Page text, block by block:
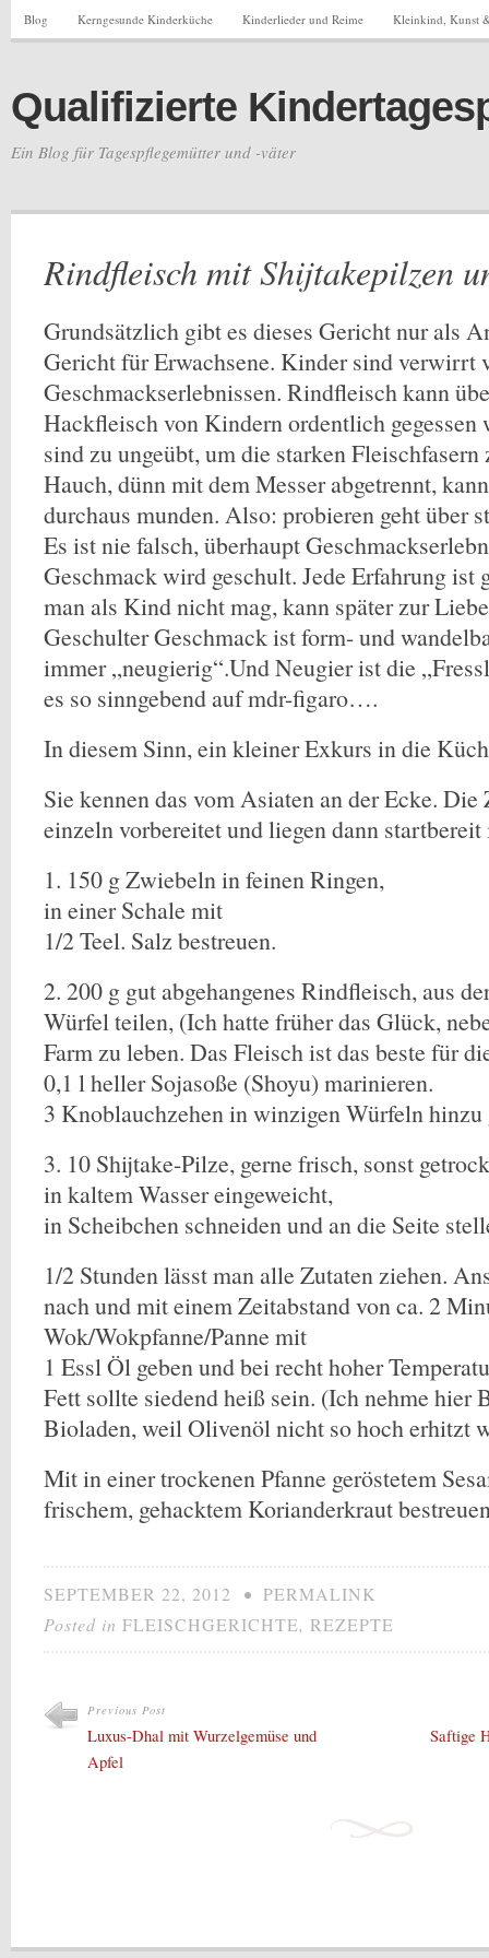
Blog Kerngesunde Kinderküche Kinderlieder und Reime Kleinkind, Kunst
Qualifizierte
Ein Blog für Tagespflegemütter und -väter
Rindfleisch mit Shijtakepilzen
Grundsätzlich gibt es dieses Gericht nur als
Gericht für Erwachsene. Kinder sind verwirrt
Geschmackserlebnissen. Rindfleisch kann
Hackfleisch von Kindern ordentlich gegessen
sind zu ungeübt, um die starken
Hauch, dünn mit dem Messer abgetrennt,
durchaus munden. Also: probieren geht über
Es ist nie falsch, überhaupt
Geschmack wird geschult. Jede Erfahrung ist
man als Kind nicht mag, kann später zur
Geschulter Geschmack ist form- und
immer „neugierig“.Und Neugier ist die
es so sinngebend auf mdr-figaro….
In diesem Sinn, ein kleiner Exkurs in die
Sie kennen das vom Asiaten an der Ecke. Die
einzeln vorbereitet und liegen dann startbereit
1. 150 g Zwiebeln in feinen Ringen,
in einer Schale mit
1/2 Teel. Salz bestreuen.
2. 200 g gut abgehangenes Rindfleisch, aus
Würfel teilen, (Ich hatte früher das Glück,
Farm zu leben. Das Fleisch ist das beste für
0,1 l heller Sojasoße (Shoyu) marinieren.
3 Knoblauchzehen in winzigen Würfeln hinzu
3. 10 Shijtake-Pilze, gerne frisch, sonst
in kaltem Wasser eingeweicht,
in Scheibchen schneiden und an die Seite
1/2 Stunden lässt man alle Zutaten ziehen.
nach und mit einem Zeitabstand von ca. 2
Wok/Wokpfanne/Panne mit
1 Essl Öl geben und bei recht hoher
Fett sollte siedend heiß sein. (Ich nehme hier
Bioladen, weil Olivenöl nicht so hoch erhitzt
Mit in einer trockenen Pfanne geröstetem
frischem, gehacktem Korianderkraut
SEPTEMBER 22, 2012 • PERMALINK
Posted in FLEISCHGERICHTE, REZEPTE
Previous Post
Luxus-Dhal mit Wurzelgemüse und
Apfel
Saftige